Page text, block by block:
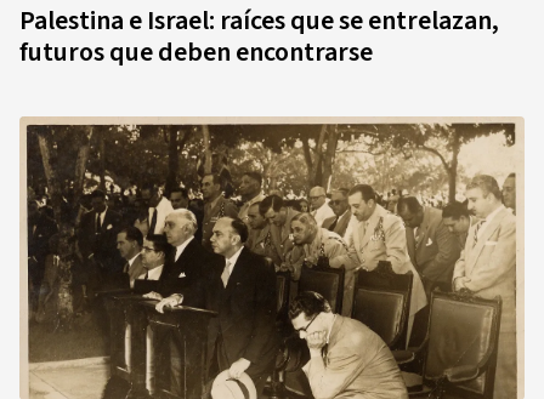
Palestina e Israel: raíces que se entrelazan,
futuros que deben encontrarse